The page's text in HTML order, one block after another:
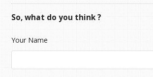
So, what do you think ?
Your Name